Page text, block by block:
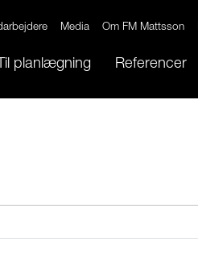
Media Om FM Mattsson
Til planlægning Referencer